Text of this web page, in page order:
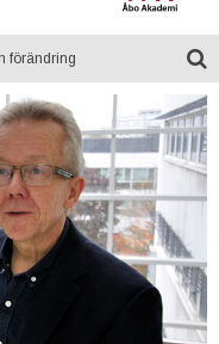
förändring
Teknologi för kontinuerlig övervakning av miljön
fullt sekel